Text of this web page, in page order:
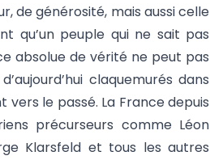
de générosité, mais aussi celle
qu’un peuple qui ne sait pas
absolue de vérité ne peut pas
claquemurés dans
vers le passé. La France depuis
précurseurs comme Léon
Klarsfeld et tous les autres